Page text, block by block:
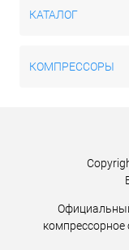
КАТАЛОГ
КОМПРЕССОРЫ
компрессорное